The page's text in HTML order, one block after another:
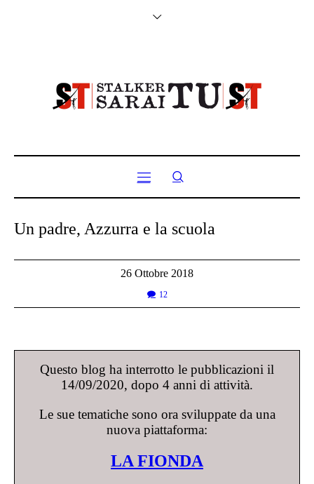
Un padre, Azzurra e la scuola
26 Ottobre 2018
12
Questo blog ha interrotto le pubblicazioni il
14/09/2020, dopo 4 anni di attività.
Le sue tematiche sono ora sviluppate da una
nuova piattaforma:
LA FIONDA